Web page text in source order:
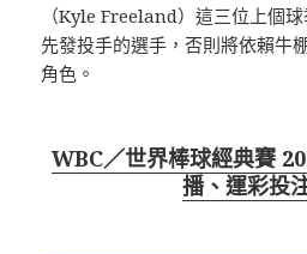
（Kyle Freeland）這三位上個
先發投手的選手，否則將依賴牛
角色。
WBC／世界棒球經典賽
播、運彩投